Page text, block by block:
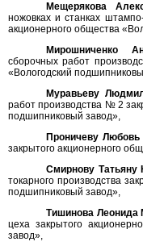
Мещерякова
ножовках и станках
акционерного общества
Мирошниченко
сборочных работ
«Вологодский
Муравьеву
работ производства № 2
подшипниковый завод»,
Проничеву Любовь
закрытого акционерного
Смирнову Татьяну
токарного производства
подшипниковый завод»,
Тишинова Леонида
цеха закрытого
завод»,